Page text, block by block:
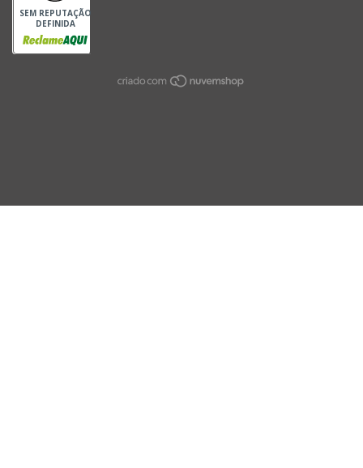
SEM REPUTAÇÃO
DEFINIDA